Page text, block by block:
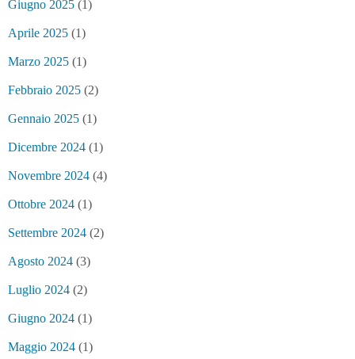
Giugno 2025 (1)
Aprile 2025 (1)
Marzo 2025 (1)
Febbraio 2025 (2)
Gennaio 2025 (1)
Dicembre 2024 (1)
Novembre 2024 (4)
Ottobre 2024 (1)
Settembre 2024 (2)
Agosto 2024 (3)
Luglio 2024 (2)
Giugno 2024 (1)
Maggio 2024 (1)